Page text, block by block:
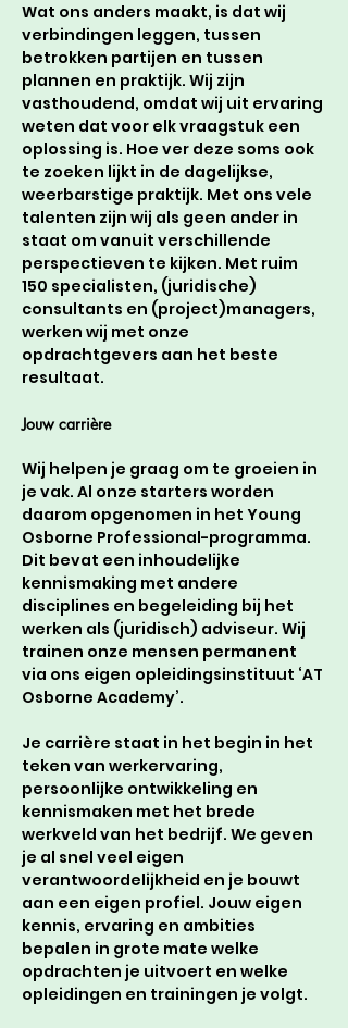
Wat ons anders maakt, is dat wij
verbindingen leggen, tussen
betrokken partijen en tussen
plannen en praktijk. Wij zijn
vasthoudend, omdat wij uit ervaring
weten dat voor elk vraagstuk een
oplossing is. Hoe ver deze soms ook
te zoeken lijkt in de dagelijkse,
weerbarstige praktijk. Met ons vele
talenten zijn wij als geen ander in
staat om vanuit verschillende
perspectieven te kijken. Met ruim
150 specialisten, (juridische)
consultants en (project)managers,
werken wij met onze
opdrachtgevers aan het beste
resultaat.
Jouw carrière
Wij helpen je graag om te groeien in
je vak. Al onze starters worden
daarom opgenomen in het Young
Osborne Professional-programma.
Dit bevat een inhoudelijke
kennismaking met andere
disciplines en begeleiding bij het
werken als (juridisch) adviseur. Wij
trainen onze mensen permanent
via ons eigen opleidingsinstituut ‘AT
Osborne Academy’.
Je carrière staat in het begin in het
teken van werkervaring,
persoonlijke ontwikkeling en
kennismaken met het brede
werkveld van het bedrijf. We geven
je al snel veel eigen
verantwoordelijkheid en je bouwt
aan een eigen profiel. Jouw eigen
kennis, ervaring en ambities
bepalen in grote mate welke
opdrachten je uitvoert en welke
opleidingen en trainingen je volgt.